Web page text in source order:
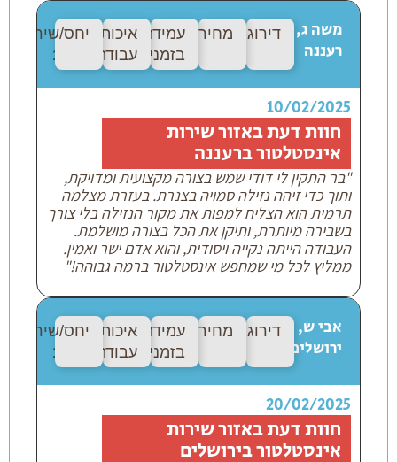
משה ג,
רעננה
דירוג: 9/9
מחיר: 10/10
עמידה
בזמנים:10/10
איכות
עבודה:
10/10
יחס/שירות:
10/02/2025
חוות דעת באזור שירות
אינסטלטור ברעננה
"בר התקין לי דודי שמש בצורה מקצועית ומדויקת,
ותוך כדי זיהה נזילה סמויה בצנרת. בעזרת מצלמה
תרמית הוא הצליח למפות את מקור הנזילה בלי צורך
בשבירה מיותרת, ותיקן את הכל בצורה מושלמת.
העבודה הייתה נקייה ויסודית, והוא אדם ישר ואמין.
ממליץ לכל מי שמחפש אינסטלטור ברמה גבוהה!"
אבי ש,
ירושלים
דירוג: 9/9
מחיר: 10/10
עמידה
בזמנים:9/9
איכות
עבודה:
10/10
יחס/שירות:
20/02/2025
חוות דעת באזור שירות
אינסטלטור בירושלים